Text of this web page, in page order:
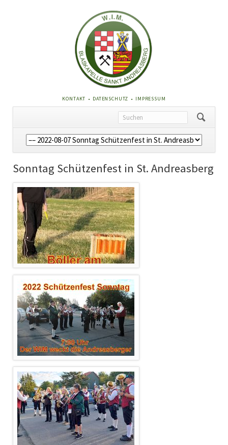
NAVIGATION
ÜBERSPRINGEN
KONTAKT DATENSCHUTZ IMPRESSUM
Navigation
überspringen
Sonntag Schützenfest in St. Andreasberg